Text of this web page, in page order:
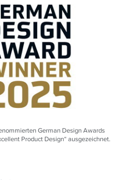
German Design Awards
Product Design“ ausgezeichnet.